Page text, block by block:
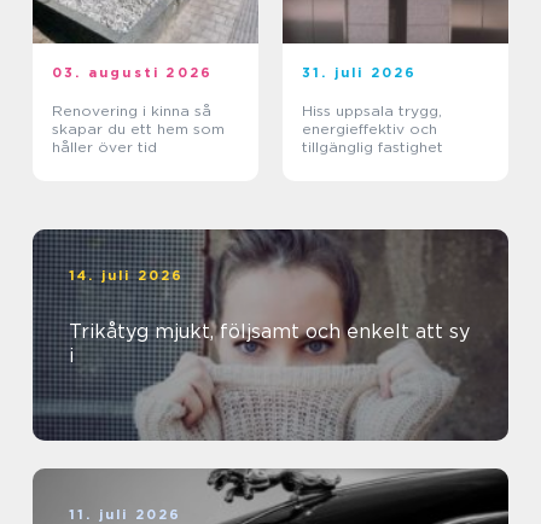
03. augusti 2026
Renovering i kinna så
skapar du ett hem som
håller över tid
31. juli 2026
Hiss uppsala trygg,
energieffektiv och
tillgänglig fastighet
14. juli 2026
Trikåtyg mjukt, följsamt och enkelt att sy
i
11. juli 2026